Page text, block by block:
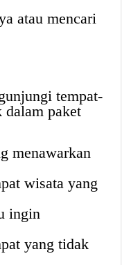
atau mencari
tempat-
dalam paket
menawarkan
wisata yang
ingin
yang tidak